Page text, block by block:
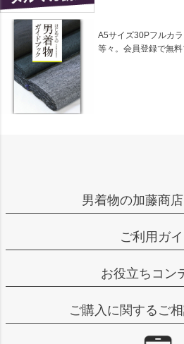
A5サイズ30Pフルカ
等々。会員登録で無料
男着物の加藤商
ご利用ガ
お役立ちコン
ご購入に関するご